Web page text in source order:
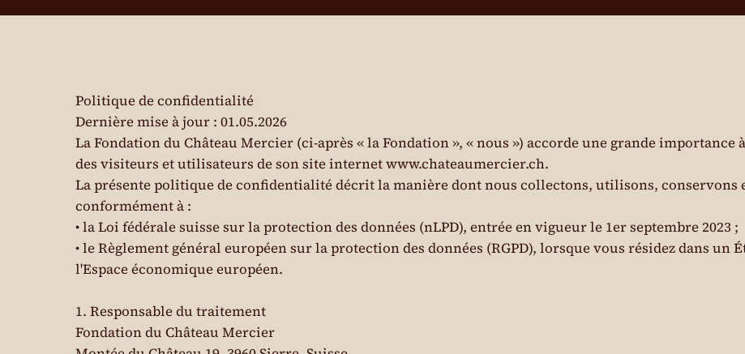
Politique de confidentialité
Dernière mise à jour : 01.05.2026
La Fondation du Château Mercier (ci-après « la Fondation », « nous ») accorde une grande
des visiteurs et utilisateurs de son site internetwww.chateaumercier.ch.
La présente politique de confidentialité décrit la manière dont nous collectons, utilisons, conservons
conformément à :
• la Loi fédérale suisse sur la protection des données (nLPD), entrée en vigueur le 1er septembre 2023 ;
• le Règlement général européen sur la protection des données (RGPD), lorsque vous résidez dans un
l'Espace économique européen.
1. Responsable du traitement
Fondation du Château Mercier